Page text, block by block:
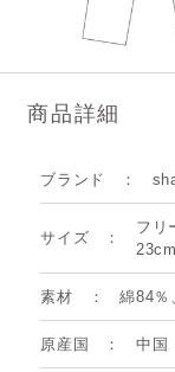
商品詳細
ブランド
サイズ
フリ
素材 綿84％
原産国 中国